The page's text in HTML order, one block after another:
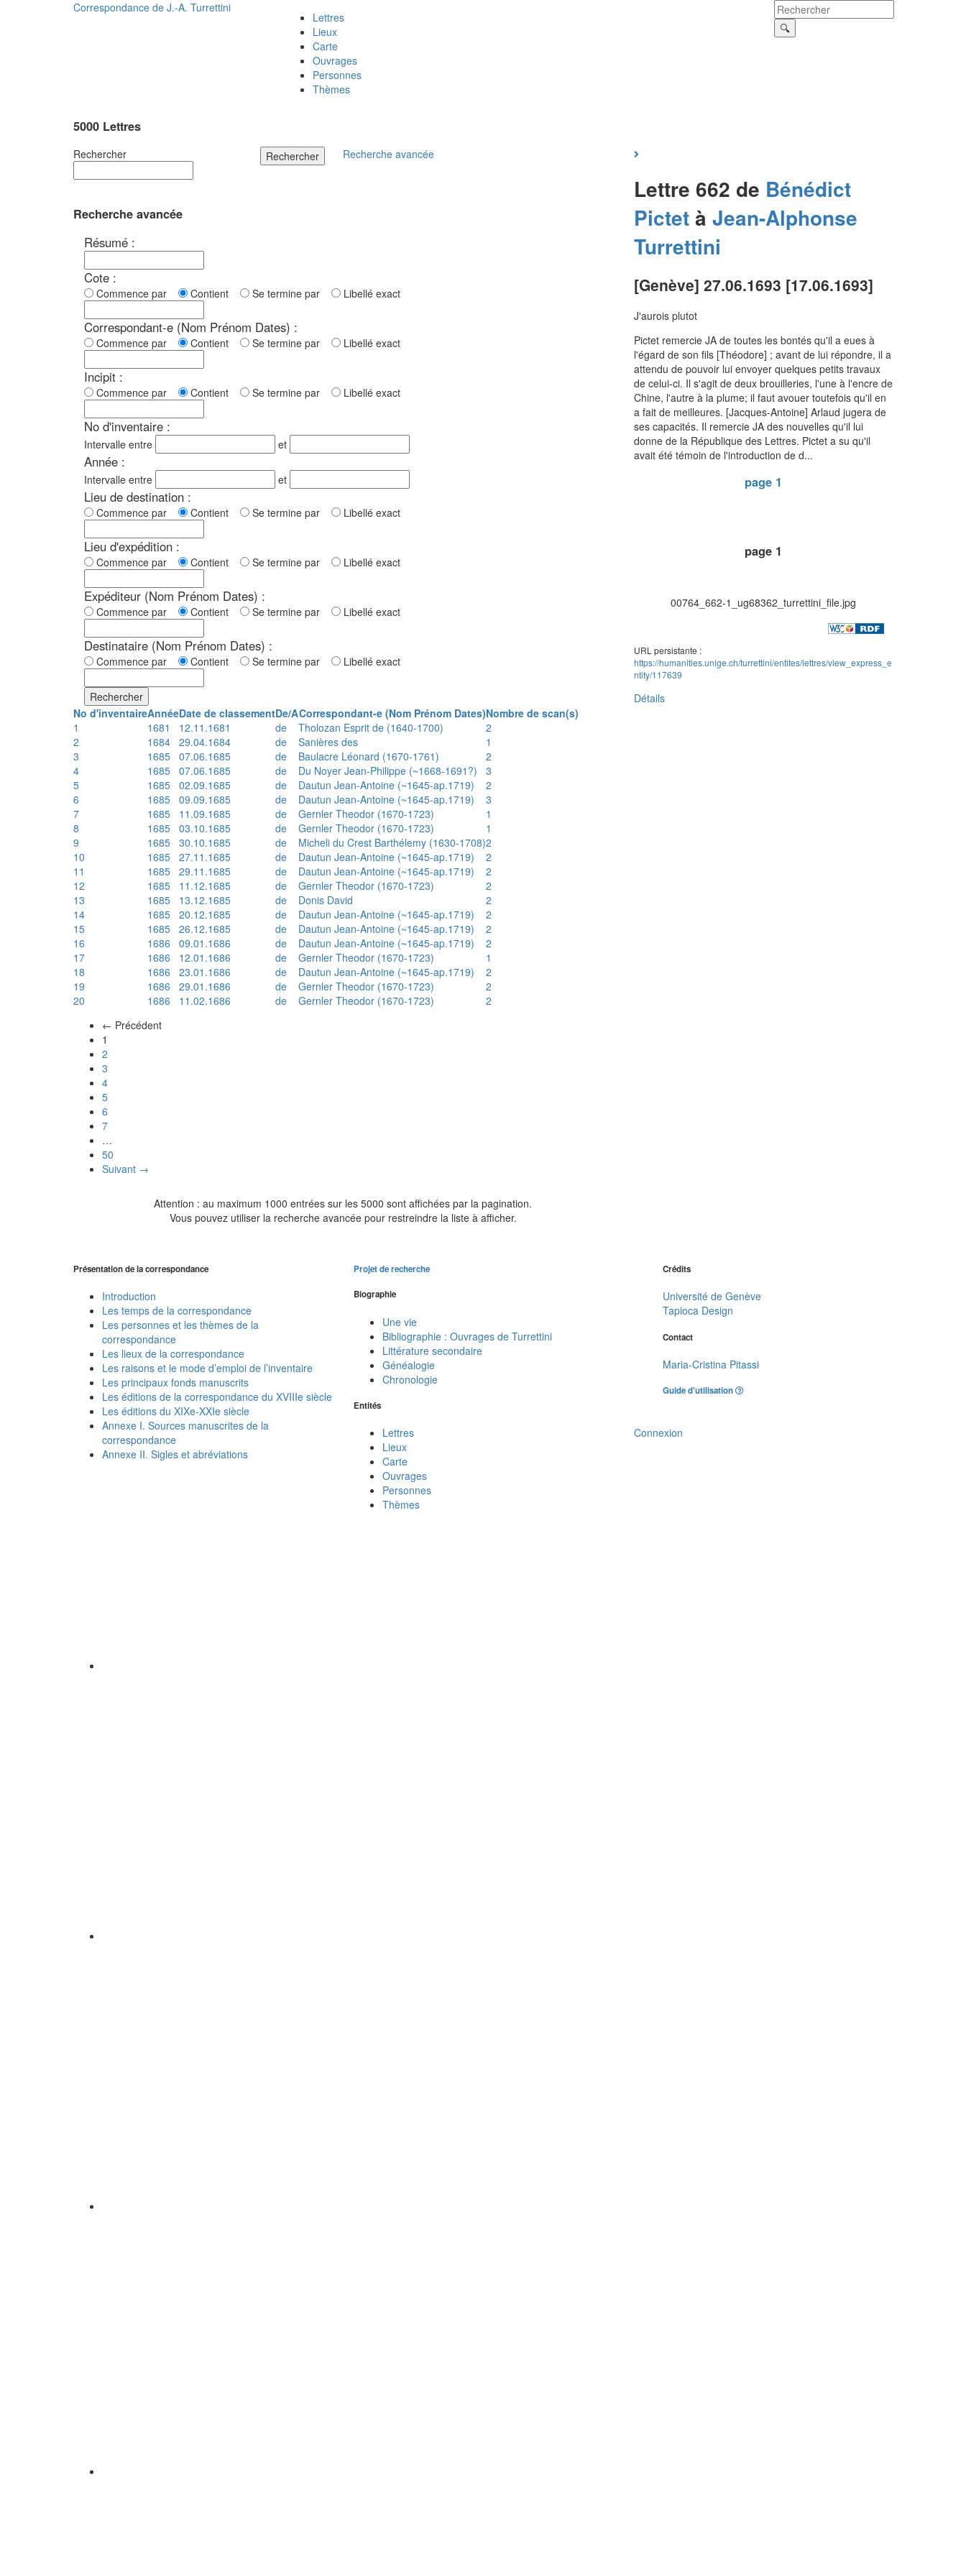
Correspondance de J.-A. Turrettini
Lettres
Lieux
Carte
Ouvrages
Personnes
Thèmes
5000 Lettres
Rechercher Rechercher Recherche avancée
Recherche avancée
Résumé :
Cote :
Commence par Contient Se termine par Libellé exact
Correspondant-e (Nom Prénom Dates) :
Commence par Contient Se termine par Libellé exact
Incipit :
Commence par Contient Se termine par Libellé exact
No d'inventaire :
Intervalle entre et
Année :
Intervalle entre et
Lieu de destination :
Commence par Contient Se termine par Libellé exact
Lieu d'expédition :
Commence par Contient Se termine par Libellé exact
Expéditeur (Nom Prénom Dates) :
Commence par Contient Se termine par Libellé exact
Destinataire (Nom Prénom Dates) :
Commence par Contient Se termine par Libellé exact
Rechercher
No d'inventaireAnnéeDate de classementDe/ACorrespondant-e (Nom Prénom Dates)Nombre de scan(s)
1
1681 12.11.1681 de Tholozan Esprit de (1640-1700)
2
2
1684 29.04.1684 de Sanières des
1
3
1685 07.06.1685 de Baulacre Léonard (1670-1761)
2
4
1685 07.06.1685 de Du Noyer Jean-Philippe (~1668-1691?)
3
5
1685 02.09.1685 de Dautun Jean-Antoine (~1645-ap.1719)
2
6
1685 09.09.1685 de Dautun Jean-Antoine (~1645-ap.1719)
3
7
1685 11.09.1685 de Gernler Theodor (1670-1723)
1
8
1685 03.10.1685 de Gernler Theodor (1670-1723)
1
9
1685 30.10.1685 de Micheli du Crest Barthélemy (1630-1708)2
10
1685 27.11.1685 de Dautun Jean-Antoine (~1645-ap.1719)
2
11
1685 29.11.1685 de Dautun Jean-Antoine (~1645-ap.1719)
2
12
1685 11.12.1685 de Gernler Theodor (1670-1723)
2
13
1685 13.12.1685 de Donis David
2
14
1685 20.12.1685 de Dautun Jean-Antoine (~1645-ap.1719)
2
15
1685 26.12.1685 de Dautun Jean-Antoine (~1645-ap.1719)
2
16
1686 09.01.1686 de Dautun Jean-Antoine (~1645-ap.1719)
2
17
1686 12.01.1686 de Gernler Theodor (1670-1723)
1
18
1686 23.01.1686 de Dautun Jean-Antoine (~1645-ap.1719)
2
19
1686 29.01.1686 de Gernler Theodor (1670-1723)
2
20
1686 11.02.1686 de Gernler Theodor (1670-1723)
2
← Précédent
1
2
3
4
5
6
7
…
50
Suivant →
Attention : au maximum 1000 entrées sur les 5000 sont affichées par la pagination.
Vous pouvez utiliser la recherche avancée pour restreindre la liste à afficher.
Lettre 662 de Bénédict
Pictetà Jean-Alphonse
Turrettini
[Genève] 27.06.1693 [17.06.1693]
J'aurois plutot
Pictet remercie JA de toutes les bontés qu'il a eues à
l'égard de son fils [Théodore] ; avant de lui répondre, il a
attendu de pouvoir lui envoyer quelques petits travaux
de celui-ci. Il s'agit de deux brouilleries, l'une à l'encre de
Chine, l'autre à la plume; il faut avouer toutefois qu'il en
a fait de meilleures. [Jacques-Antoine] Arlaud jugera de
ses capacités. Il remercie JA des nouvelles qu'il lui
donne de la République des Lettres. Pictet a su qu'il
avait été témoin de l'introduction de d...
page 1
page 1
00764_662-1_ug68362_turrettini_file.jpg
URL persistante :
https://humanities.unige.ch/turrettini/entites/lettres/view_express_e
ntity/117639
Détails
Présentation de la correspondance
Introduction
Les temps de la correspondance
Les personnes et les thèmes de la
correspondance
Les lieux de la correspondance
Les raisons et le mode d’emploi de l’inventaire
Les principaux fonds manuscrits
Les éditions de la correspondance du XVIIIe siècle
Les éditions du XIXe-XXIe siècle
Annexe I. Sources manuscrites de la
correspondance
Annexe II. Sigles et abréviations
Projet de recherche
Biographie
Une vie
Bibliographie : Ouvrages de Turrettini
Littérature secondaire
Généalogie
Chronologie
Entités
Lettres
Lieux
Carte
Ouvrages
Personnes
Thèmes
Crédits
Université de Genève
Tapioca Design
Contact
Maria-Cristina Pitassi
Guide d'utilisation
Connexion